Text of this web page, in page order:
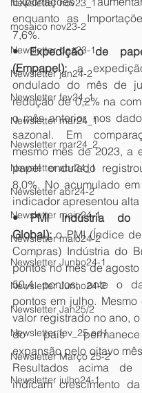
Newsletter nov23_1
mosaico nov23-2
Newsletter dez23-1
Newsletter jan24-2
Newsletter fev24_1
Newsletter mar24_1
Newsletter mar24_2
Newsletter abr24_1
Newsletter abr24-2
Newsletter maio24-1
Newsletter maio24-2
Newsletter Junho24-1
Newsletter Junho24-2
Newsletter Jan25/2
Newsletter fev_25 ed1
Newsletter Março 25-2
Newsletter julho24-1
enquanto as
7,6%.
• Expedição de
(Empapel): a
ondulado do mês de
redução de 0,2% na
o mês anterior, nos
sazonal. Em
mesmo mês de 2023, a
papel ondulado
8,0%. No acumulado
indicador apresentou alta
• PMI Indústria do
Global): o PMI (Índice
Compras) Indústria do
pontos no mês de
50,4 pontos, ante o
pontos em julho. Mesmo
valor registrado no ano,
do país
expansão pelo oitavo
Resultados acima de
indicam crescimento